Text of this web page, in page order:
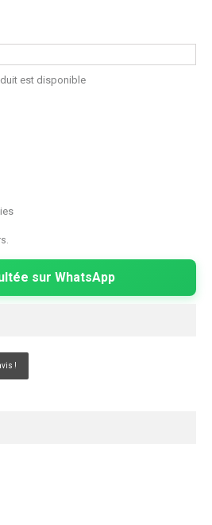
est disponible
sur WhatsApp
!